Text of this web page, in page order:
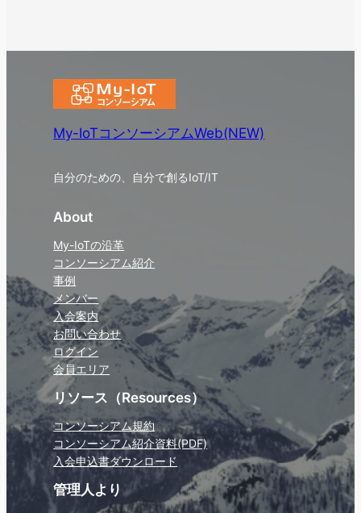
My-IoTコンソーシアムWeb(NEW)
自分のための、自分で創るIoT/IT
About
My-IoTの沿革
コンソーシアム紹介
事例
メンバー
入会案内
お問い合わせ
ログイン
会員エリア
リソース（Resources）
コンソーシアム規約
コンソーシアム紹介資料(PDF)
入会申込書ダウンロード
管理人より